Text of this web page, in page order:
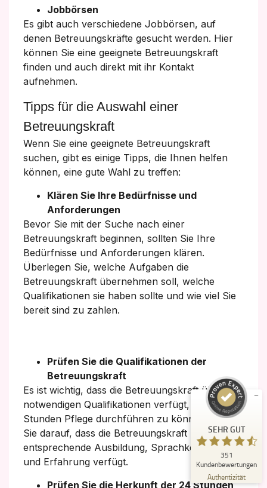
Jobbörsen
Es gibt auch verschiedene Jobbörsen, auf
denen Betreuungskräfte gesucht werden. Hier
können Sie eine geeignete Betreuungskraft
finden und auch direkt mit ihr Kontakt
aufnehmen.
Tipps für die Auswahl einer
Betreuungskraft
Wenn Sie eine geeignete Betreuungskraft
suchen, gibt es einige Tipps, die Ihnen helfen
können, eine gute Wahl zu treffen:
Klären Sie Ihre Bedürfnisse und
Anforderungen
Bevor Sie mit der Suche nach einer
Betreuungskraft beginnen, sollten Sie Ihre
Bedürfnisse und Anforderungen klären.
Überlegen Sie, welche Aufgaben die
Betreuungskraft übernehmen soll, welche
Qualifikationen sie haben sollte und wie viel Sie
bereit sind zu zahlen.
Prüfen Sie die Qualifikationen der
Betreuungskraft
Es ist wichtig, dass die Betreuungskraft über die
notwendigen Qualifikationen verfügt, um eine 24
Stunden Pflege durchführen zu können. Achten
Sie darauf, dass die Betreuungskraft über eine
entsprechende Ausbildung, Sprachkenntnisse
und Erfahrung verfügt.
Prüfen Sie die Herkunft der 24 Stunden
SEHR GUT
351
Kundenbewertungen
Authentizität
ProvenExpert.com
237
ProvenExpert.com
114
Bewertungen von
3
anderen Quellen
Blick aufs ProvenExpert-Profil werfen
30.07.2026